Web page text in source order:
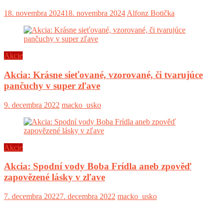
18. novembra 202418. novembra 2024 Alfonz Botička
Akcie
Akcia: Krásne sieťované, vzorované, či tvarujúce
pančuchy v super zľave
9. decembra 2022 macko_usko
Akcie
Akcia: Spodní vody Boba Frídla aneb zpověď
zapovězené lásky v zľave
7. decembra 20227. decembra 2022 macko_usko